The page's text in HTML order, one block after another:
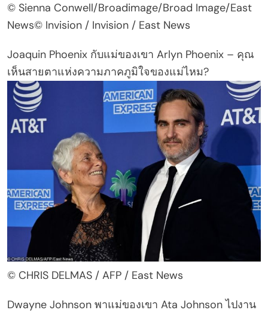
© Sienna Conwell/Broadimage/Broad Image/East
News© Invision / Invision / East News
Joaquin Phoenix กับแม่ของเขา Arlyn Phoenix – คุณ
เห็นสายตาแห่งความภาคภูมิใจของแม่ไหม?
© CHRIS DELMAS / AFP / East News
Dwayne Johnson พาแม่ของเขา Ata Johnson ไปงาน